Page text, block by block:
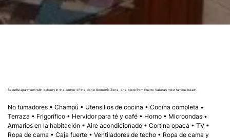
Beautiful apartment with balcony in the center of the iconic Romantic Zone, one block from Puerto Vallarta's most famous beach.
No fumadores • Champú • Utensilios de cocina • Cocina completa •
Terraza • Frigorífico • Hervidor para té y café • Horno • Microondas •
Armarios en la habitación • Aire acondicionado • Cortina opaca • TV •
Ropa de cama • Caja fuerte • Ventiladores de techo • Ropa de cama y